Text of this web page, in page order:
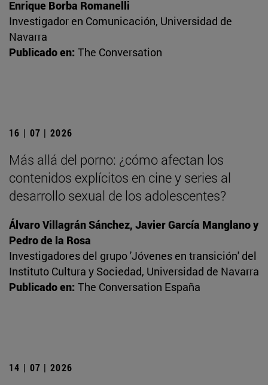
Enrique Borba Romanelli
Investigador en Comunicación, Universidad de
Navarra
Publicado en: The Conversation
16 | 07 | 2026
Más allá del porno: ¿cómo afectan los
contenidos explícitos en cine y series al
desarrollo sexual de los adolescentes?
Álvaro Villagrán Sánchez, Javier García Manglano y
Pedro de la Rosa
Investigadores del grupo 'Jóvenes en transición' del
Instituto Cultura y Sociedad, Universidad de Navarra
Publicado en: The Conversation España
14 | 07 | 2026